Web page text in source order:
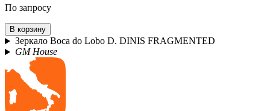
По запросу
В корзину
Зеркало Boca do Lobo D. DINIS FRAGMENTED
GM House